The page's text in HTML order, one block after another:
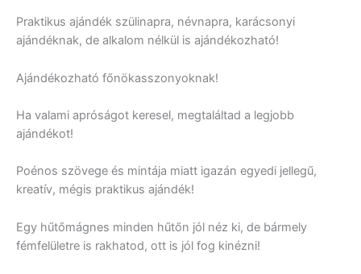
Praktikus ajándék szülinapra, névnapra, karácsonyi
ajándéknak, de alkalom nélkül is ajándékozható!
Ajándékozható főnökasszonyoknak!
Ha valami apróságot keresel, megtaláltad a legjobb
ajándékot!
Poénos szövege és mintája miatt igazán egyedi jellegű,
kreatív, mégis praktikus ajándék!
Egy hűtőmágnes minden hűtőn jól néz ki, de bármely
fémfelületre is rakhatod, ott is jól fog kinézni!